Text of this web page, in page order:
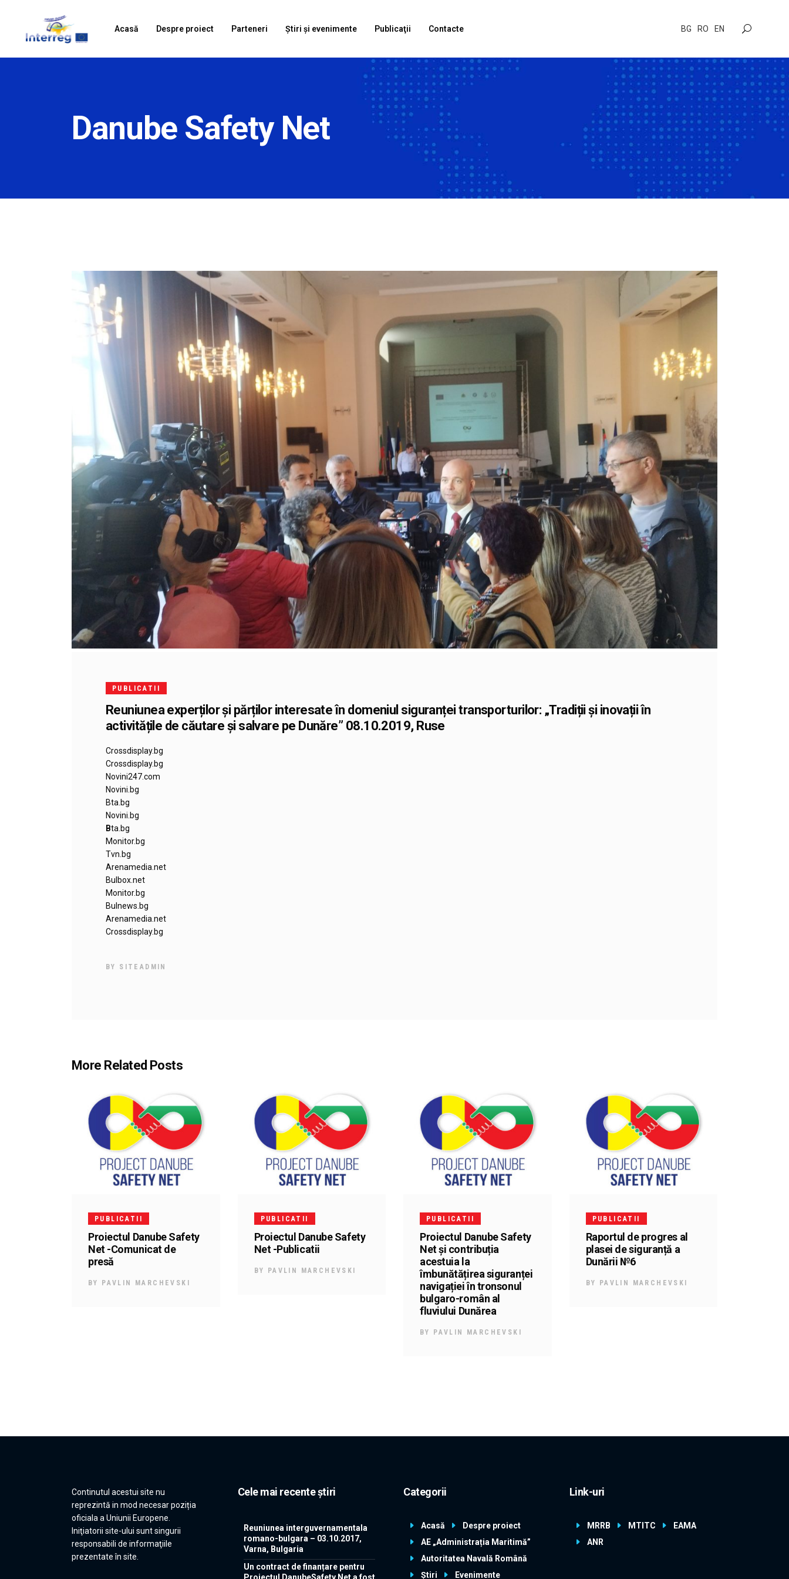
Acasă Despre proiect Parteneri Știri și evenimente Publicaţii Contacte BG RO EN
Danube Safety Net
PUBLICATII
Reuniunea experților și părților interesate în domeniul siguranței transporturilor: „Tradiții și inovații în
activitățile de căutare și salvare pe Dunăre” 08.10.2019, Ruse
Crossdisplay.bg
Crossdisplay.bg
Novini247.com
Novini.bg
Bta.bg
Novini.bg
Bta.bg
Monitor.bg
Tvn.bg
Arenamedia.net
Bulbox.net
Monitor.bg
Bulnews.bg
Arenamedia.net
Crossdisplay.bg
BY SITEADMIN
More Related Posts
PUBLICATII
Proiectul Danube Safety
Net -Comunicat de
presă
BY PAVLIN MARCHEVSKI
PUBLICATII
Proiectul Danube Safety
Net -Publicatii
BY PAVLIN MARCHEVSKI
PUBLICATII
Proiectul Danube Safety
Net și contribuția
acestuia la
îmbunătățirea siguranței
navigației în tronsonul
bulgaro-român al
fluviului Dunărea
BY PAVLIN MARCHEVSKI
PUBLICATII
Raportul de progres al
plasei de siguranță a
Dunării №6
BY PAVLIN MARCHEVSKI
Continutul acestui site nu
reprezintă in mod necesar poziția
oficiala a Uniunii Europene.
Iniţiatorii site-ului sunt singurii
responsabili de informaţiile
prezentate în site.
Cele mai recente știri
Reuniunea interguvernamentala
romano-bulgara – 03.10.2017,
Varna, Bulgaria
Un contract de finanțare pentru
Proiectul DanubeSafety Net a fost
Categorii
Acasă
Despre proiect
AE „Administrația Maritimă”
Autoritatea Navală Română
Știri
Evenimente
Link-uri
MRRB MTITC
EAMA
ANR